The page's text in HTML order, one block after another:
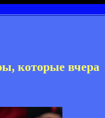
которые вчера